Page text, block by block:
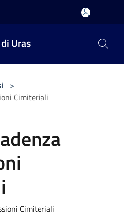
Uras
>
Cimiteriali
Cimiteriali